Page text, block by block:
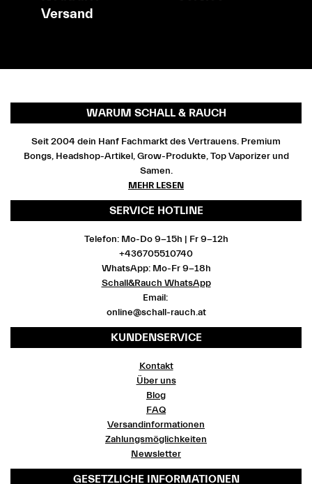
Versand
WARUM SCHALL & RAUCH
Seit 2004 dein Hanf Fachmarkt des Vertrauens. Premium
Bongs, Headshop-Artikel, Grow-Produkte, Top Vaporizer und
Samen.
MEHR LESEN
SERVICE HOTLINE
Telefon: Mo-Do 9-15h | Fr 9-12h
+436705510740
WhatsApp: Mo-Fr 9-18h
Schall&Rauch WhatsApp
Email:
online@schall-rauch.at
KUNDENSERVICE
Kontakt
Über uns
Blog
FAQ
Versandinformationen
Zahlungsmöglichkeiten
Newsletter
GESETZLICHE INFORMATIONEN